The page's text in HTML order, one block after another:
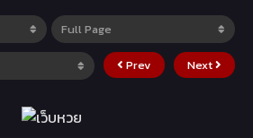
Prev Next